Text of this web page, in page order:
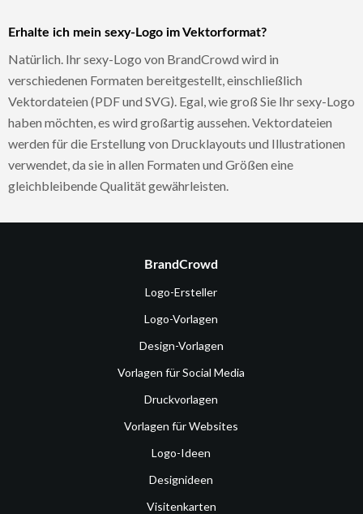
Erhalte ich mein sexy-Logo im Vektorformat?
Natürlich. Ihr sexy-Logo von BrandCrowd wird in
verschiedenen Formaten bereitgestellt, einschließlich
Vektordateien (PDF und SVG). Egal, wie groß Sie Ihr sexy-Logo
haben möchten, es wird großartig aussehen. Vektordateien
werden für die Erstellung von Drucklayouts und Illustrationen
verwendet, da sie in allen Formaten und Größen eine
gleichbleibende Qualität gewährleisten.
BrandCrowd
Logo-Ersteller
Logo-Vorlagen
Design-Vorlagen
Vorlagen für Social Media
Druckvorlagen
Vorlagen für Websites
Logo-Ideen
Designideen
Visitenkarten